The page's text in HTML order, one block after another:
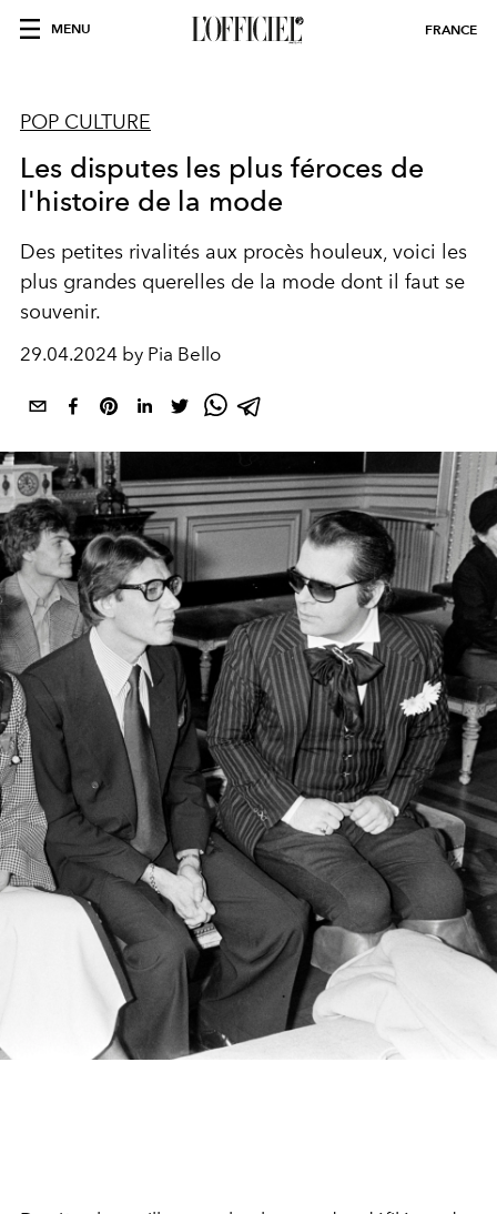
MENU FRANCE
POP CULTURE
Les disputes les plus féroces de
l'histoire de la mode
Des petites rivalités aux procès houleux, voici les
plus grandes querelles de la mode dont il faut se
souvenir.
29.04.2024 by Pia Bello